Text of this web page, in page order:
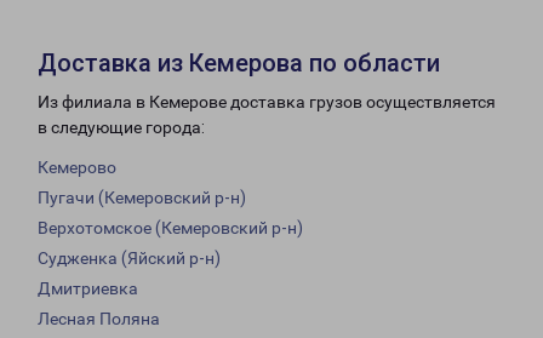
Доставка из Кемерова по области
Из филиала в Кемерове доставка грузов осуществляется
в следующие города:
Кемерово
Пугачи (Кемеровский р-н)
Верхотомское (Кемеровский р-н)
Судженка (Яйский р-н)
Дмитриевка
Лесная Поляна